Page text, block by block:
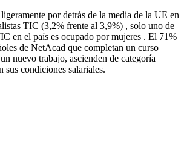
por detrás de la media de la UE en
TIC (3,2% frente al 3,9%) , solo uno de
en el país es ocupado por mujeres . El 71%
de NetAcad que completan un curso
nuevo trabajo, ascienden de categoría
sus condiciones salariales.